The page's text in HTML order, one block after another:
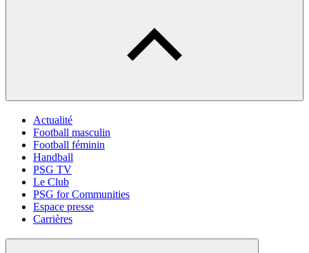
Actualité
Football masculin
Football féminin
Handball
PSG TV
Le Club
PSG for Communities
Espace presse
Carrières